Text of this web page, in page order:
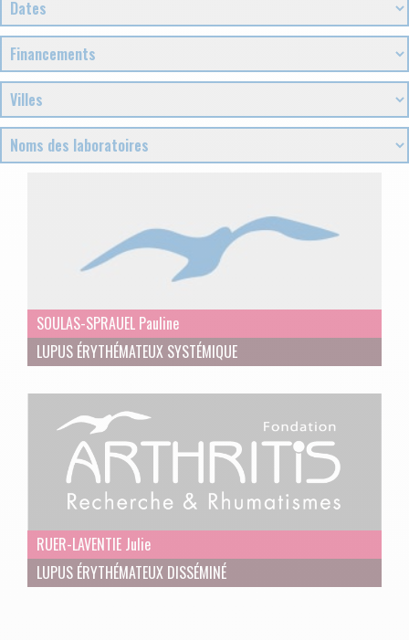
SOULAS-SPRAUEL Pauline
LUPUS ÉRYTHÉMATEUX SYSTÉMIQUE
RUER-LAVENTIE Julie
LUPUS ÉRYTHÉMATEUX DISSÉMINÉ